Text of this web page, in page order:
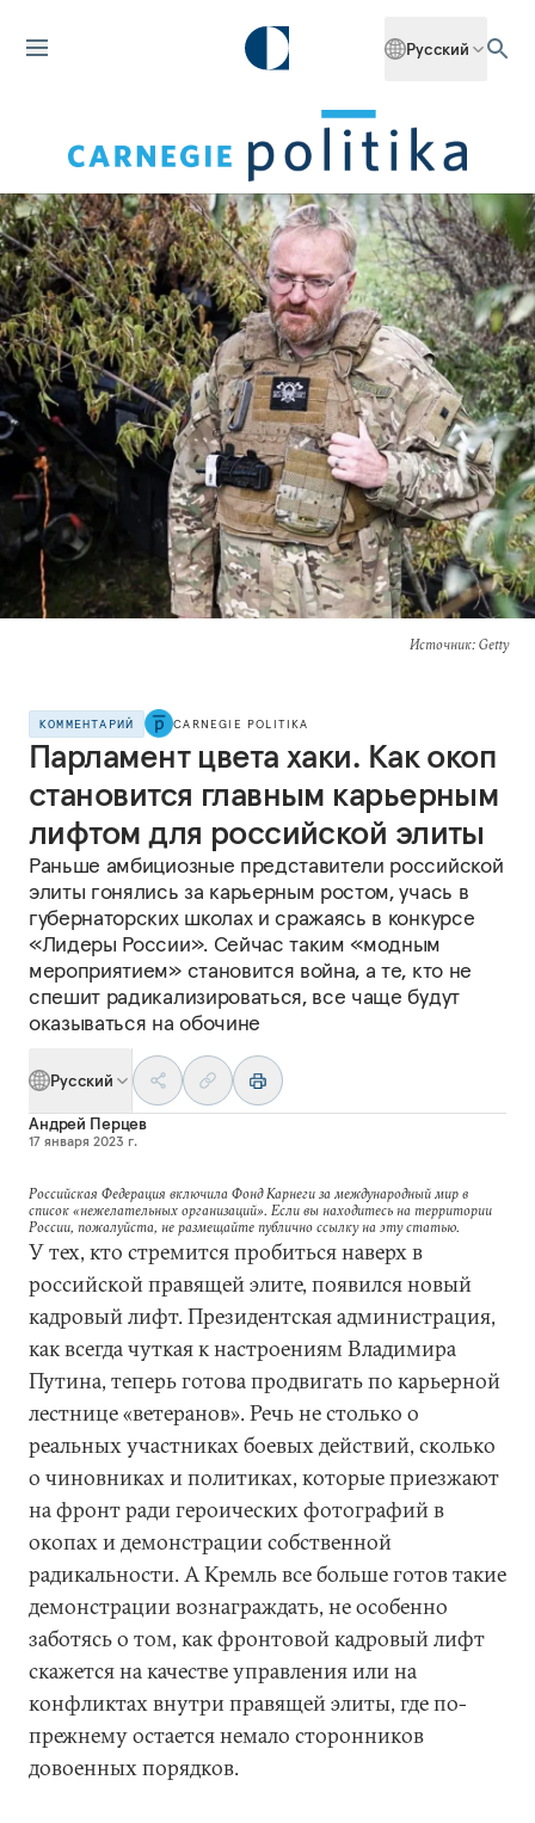
Русский
Источник: Getty
КОММЕНТАРИЙ CARNEGIE POLITIKA
Парламент цвета хаки. Как окоп
становится главным карьерным
лифтом для российской элиты
Раньше амбициозные представители российской
элиты гонялись за карьерным ростом, учась в
губернаторских школах и сражаясь в конкурсе
«Лидеры России». Сейчас таким «модным
мероприятием» становится война, а те, кто не
спешит радикализироваться, все чаще будут
оказываться на обочине
Русский
Андрей Перцев
17 января 2023 г.
Российская Федерация включила Фонд Карнеги за международный мир в
список «нежелательных организаций». Если вы находитесь на территории
России, пожалуйста, не размещайте публично ссылку на эту статью.
У тех, кто стремится пробиться наверх в
российской правящей элите, появился новый
кадровый лифт. Президентская администрация,
как всегда чуткая к настроениям Владимира
Путина, теперь готова продвигать по карьерной
лестнице «ветеранов». Речь не столько о
реальных участниках боевых действий, сколько
о чиновниках и политиках, которые приезжают
на фронт ради героических фотографий в
окопах и демонстрации собственной
радикальности. А Кремль все больше готов такие
демонстрации вознаграждать, не особенно
заботясь о том, как фронтовой кадровый лифт
скажется на качестве управления или на
конфликтах внутри правящей элиты, где по-
прежнему остается немало сторонников
довоенных порядков.